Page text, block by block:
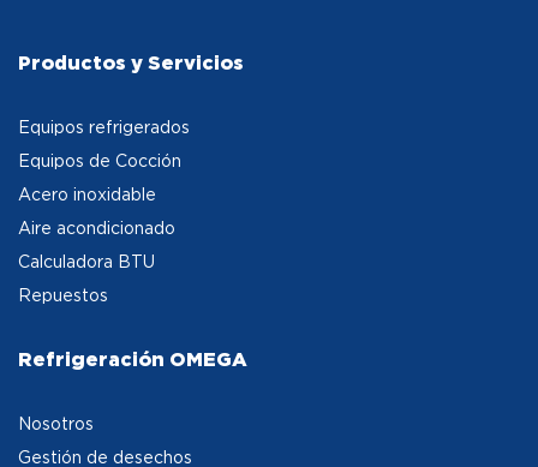
Productos y Servicios
Equipos refrigerados
Equipos de Cocción
Acero inoxidable
Aire acondicionado
Calculadora BTU
Repuestos
Refrigeración OMEGA
Nosotros
Gestión de desechos